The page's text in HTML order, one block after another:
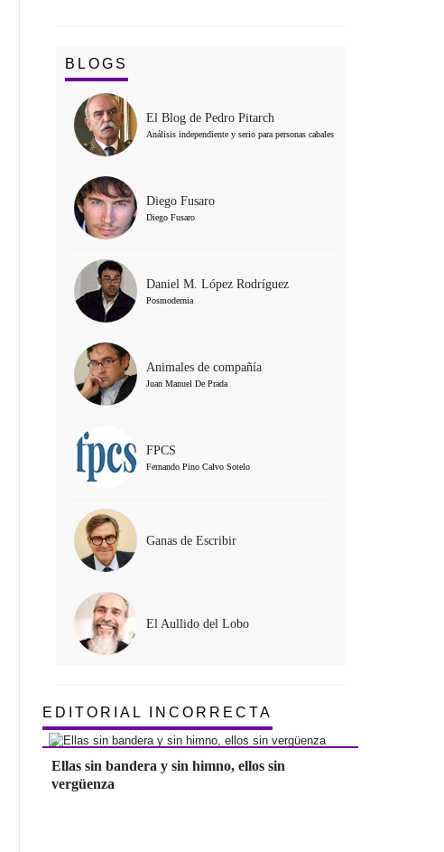
BLOGS
El Blog de Pedro Pitarch
Análisis independiente y serio para personas cabales
Diego Fusaro
Diego Fusaro
Daniel M. López Rodríguez
Posmodernia
Animales de compañía
Juan Manuel De Prada
FPCS
Fernando Pino Calvo Sotelo
Ganas de Escribir
El Aullido del Lobo
EDITORIAL INCORRECTA
Ellas sin bandera y sin himno, ellos sin
vergüenza